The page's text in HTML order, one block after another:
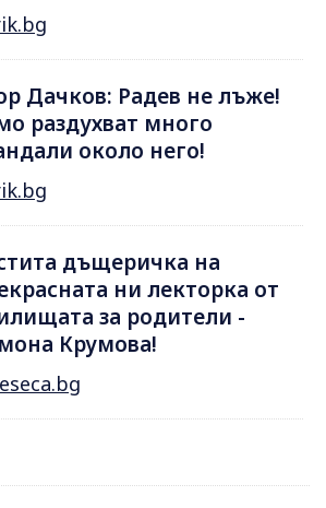
Дачков: Радев не лъже!
раздухват много
около него!
дъщеричка на
ни лекторка от
за родители -
Крумова!